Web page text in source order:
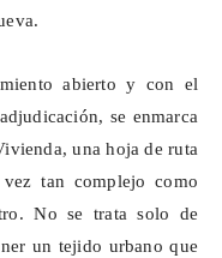
abierto y con el
se enmarca
una hoja de ruta
tan complejo como
No se trata solo de
un tejido urbano que